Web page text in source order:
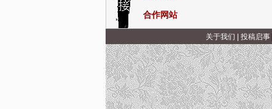
合作网站
关于我们 投稿启事|